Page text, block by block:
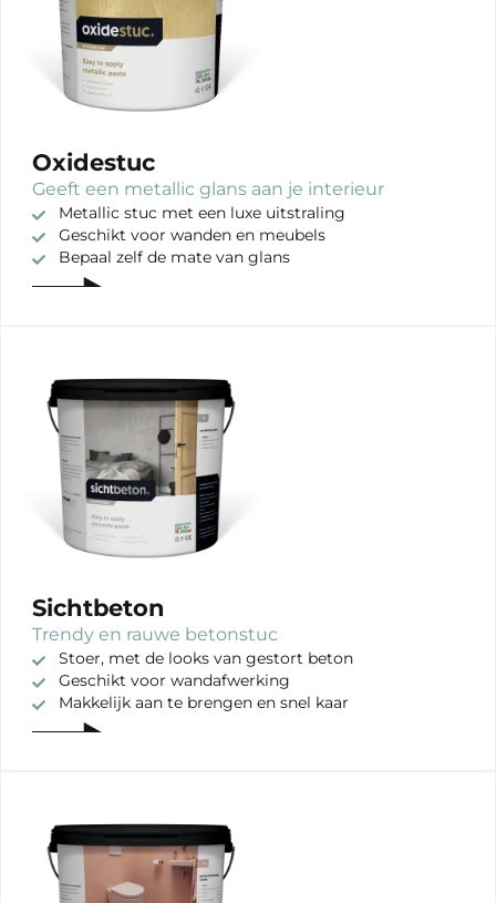
Oxidestuc
Geeft een metallic glans aan je interieur
Metallic stuc met een luxe uitstraling
Geschikt voor wanden en meubels
Bepaal zelf de mate van glans
Sichtbeton
Trendy en rauwe betonstuc
Stoer, met de looks van gestort beton
Geschikt voor wandafwerking
Makkelijk aan te brengen en snel kaar